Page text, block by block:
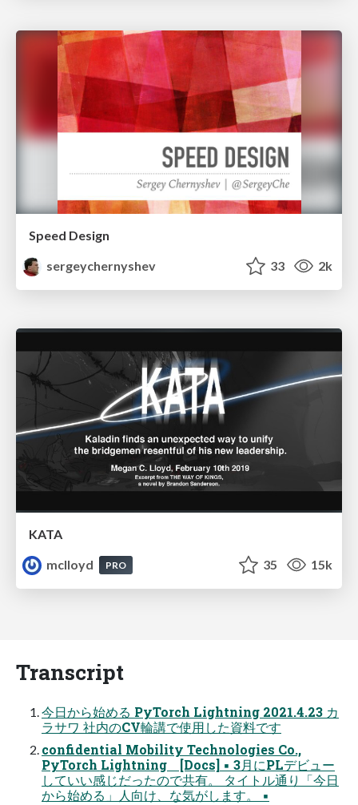
Speed Design
sergeychernyshev
33 2k
KATA
mclloyd
PRO 35 15k
Transcript
今日から始める PyTorch Lightning 2021.4.23 カ
ラサワ 社内のCV輪講で使用した資料です
confidential Mobility Technologies Co.,
PyTorch Lightning [Docs] ▪ 3月にPLデビュー
していい感じだったので共有。 タイトル通り「今日
から始める」人向け、な気がします。 ▪